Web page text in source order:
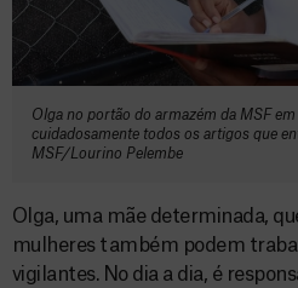
Olga no portão do armazém da MSF
cuidadosamente todos os artigos que
MSF/Lourino Pelembe
Olga, uma mãe determinada,
mulheres também podem
vigilantes. No dia a dia, é